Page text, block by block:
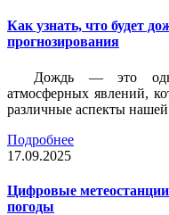
Как узнать, что будет
прогнозирования
Дождь — это
атмосферных явлений,
различные аспекты
Подробнее
17.09.2025
Цифровые
погоды